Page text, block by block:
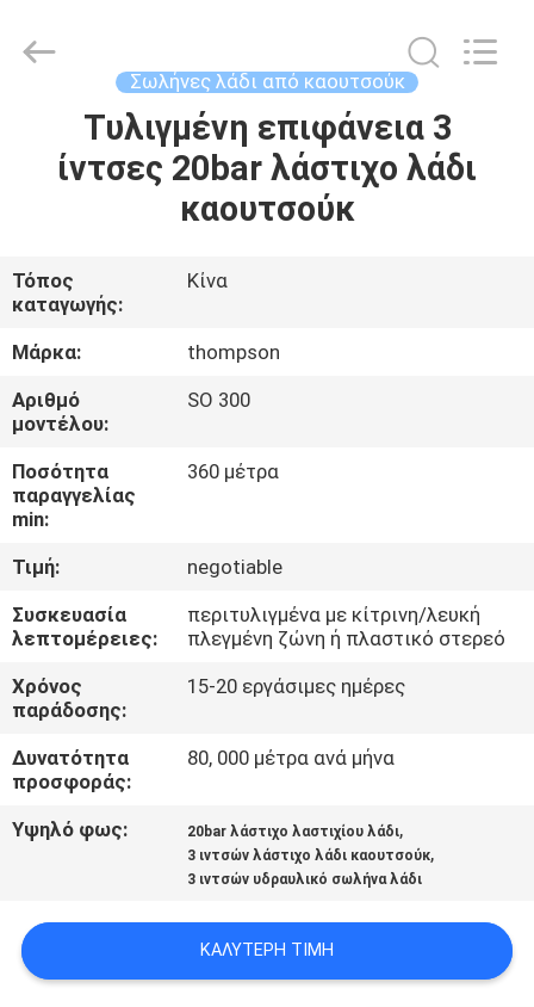
ΠΕΡΊΠΟΥ
ΕΜΕΊΣ
ΓΎΡΟΣ
ΕΡΓΟΣΤΑΣΊΩΝ
ΠΟΙΟΤΙΚΌΣ
ΈΛΕΓΧΟΣ
ΜΑΣ
ΕΛΆΤΕ
ΣΕ
ΕΠΑΦΉ
ΜΕ
ΖΗΤΉΣΤΕ
ΈΝΑ
Copyright
Reserved.
Σωλήνες λάδι από καουτσούκ
Τυλιγμένη επιφάνεια 3
ίντσες 20bar λάστιχο λάδι
καουτσούκ
Τόπος
καταγωγής:
Κίνα
Μάρκα:
thompson
Αριθμό
μοντέλου:
SO 300
Ποσότητα
παραγγελίας
min:
360 μέτρα
Τιμή:
negotiable
Συσκευασία
λεπτομέρειες:
περιτυλιγμένα με κίτρινη/λευκή
πλεγμένη ζώνη ή πλαστικό στερεό
Χρόνος
παράδοσης:
15-20 εργάσιμες ημέρες
Δυνατότητα
προσφοράς:
80, 000 μέτρα ανά μήνα
Υψηλό φως: 20bar λάστιχο λαστιχίου λάδι,
3 ιντσών λάστιχο λάδι καουτσούκ,
3 ιντσών υδραυλικό σωλήνα λάδι
ΚΑΛΎΤΕΡΗ ΤΙΜΉ